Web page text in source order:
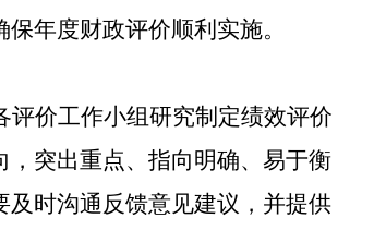
年度财政评价顺利实施。
评价工作小组研究制定绩效评价
突出重点、指向明确、易于衡
时沟通反馈意见建议，并提供